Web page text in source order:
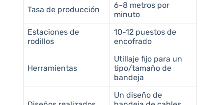
Tasa de producción
6-8 metros por
minuto
Estaciones de
rodillos
10-12 puestos de
encofrado
Herramientas
Utillaje fijo para un
tipo/tamaño de
bandeja
Un diseño de